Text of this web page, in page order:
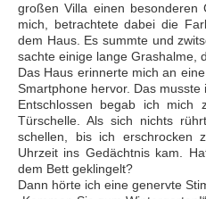
großen Villa einen besonderen
mich, betrachtete dabei die
dem Haus. Es summte und
sachte einige lange Grashalme,
Das Haus erinnerte mich an
Smartphone hervor. Das musste
Entschlossen begab ich mich
Türschelle. Als sich nichts
schellen, bis ich erschrocken
Uhrzeit ins Gedächtnis kam.
dem Bett geklingelt?
Dann hörte ich eine genervte